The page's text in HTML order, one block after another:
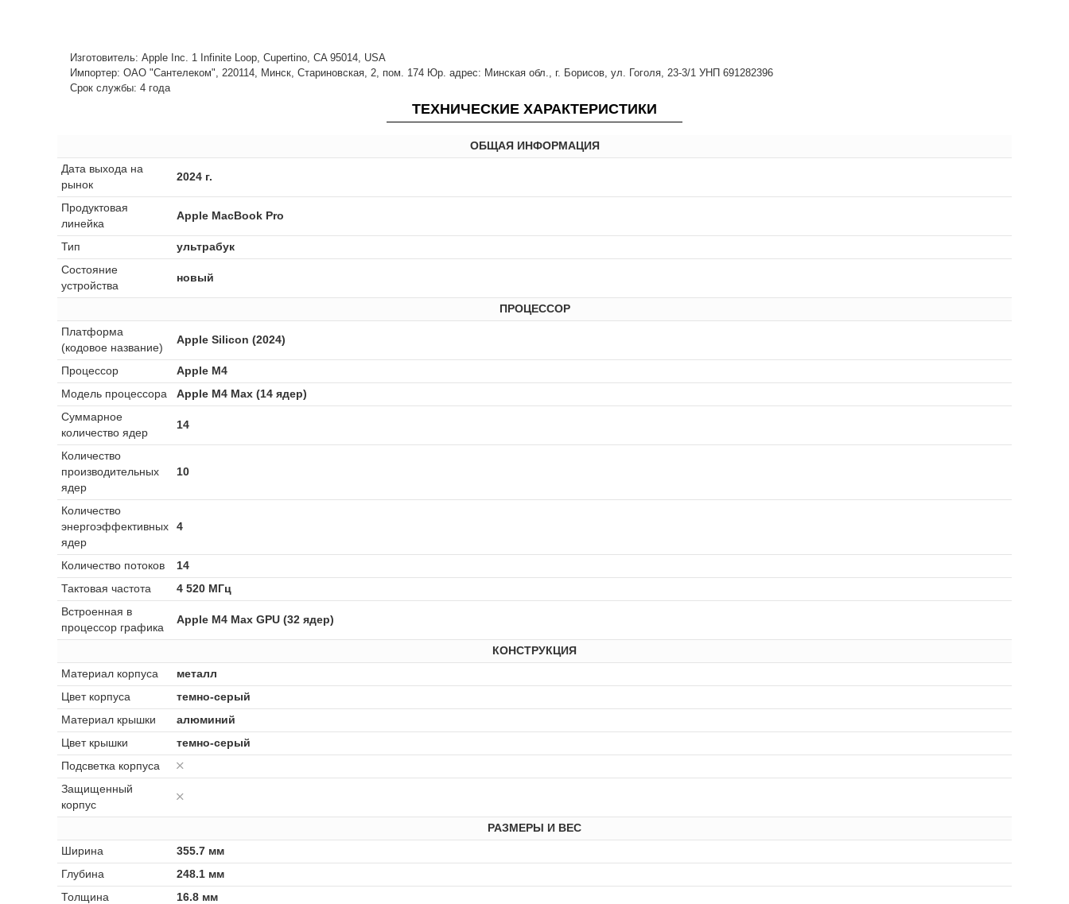
Изготовитель: Apple Inc. 1 Infinite Loop, Cupertino, CA 95014, USA
Импортер: ОАО "Сантелеком", 220114, Минск, Стариновская, 2, пом. 174 Юр. адрес: Минская обл., г. Борисов, ул. Гоголя, 23-3/1 УНП 691282396
Срок службы: 4 года
ТЕХНИЧЕСКИЕ ХАРАКТЕРИСТИКИ
ОБЩАЯ ИНФОРМАЦИЯ
Дата выхода на
рынок
2024 г.
Продуктовая
линейка
Apple MacBook Pro
Тип
ультрабук
Состояние
устройства
новый
ПРОЦЕССОР
Платформа
(кодовое название)
Apple Silicon (2024)
Процессор
Apple M4
Модель процессора
Apple M4 Max (14 ядер)
Суммарное
количество ядер
14
Количество
производительных
ядер
10
Количество
энергоэффективных
ядер
4
Количество потоков
14
Тактовая частота
4 520 МГц
Встроенная в
процессор графика
Apple M4 Max GPU (32 ядер)
КОНСТРУКЦИЯ
Материал корпуса
металл
Цвет корпуса
темно-серый
Материал крышки
алюминий
Цвет крышки
темно-серый
Подсветка корпуса
Защищенный
корпус
РАЗМЕРЫ И ВЕС
Ширина
355.7 мм
Глубина
248.1 мм
Толщина
16.8 мм